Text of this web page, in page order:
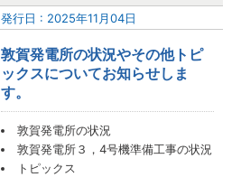
発行日 : 2025年11月04日
敦賀発電所の状況やその他トピ
ックスについてお知らせしま
す。
敦賀発電所の状況
敦賀発電所３，4号機準備工事の状況
トピックス